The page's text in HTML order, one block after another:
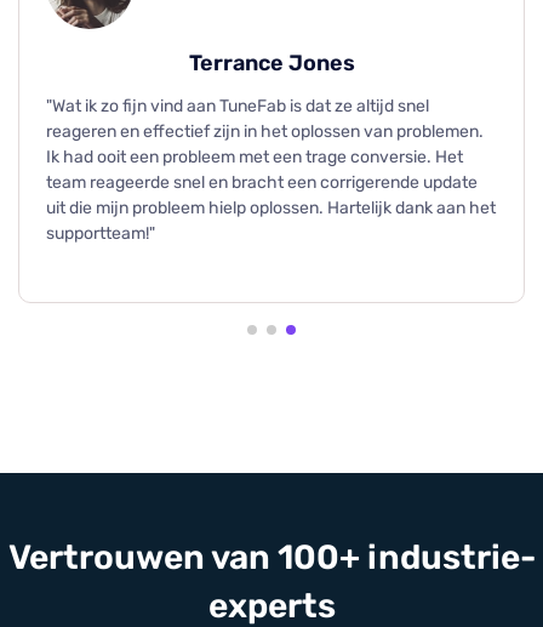
Terrance Jones
"Wat ik zo fijn vind aan TuneFab is dat ze altijd snel
reageren en effectief zijn in het oplossen van problemen.
Ik had ooit een probleem met een trage conversie. Het
team reageerde snel en bracht een corrigerende update
uit die mijn probleem hielp oplossen. Hartelijk dank aan het
supportteam!"
Vertrouwen van 100+ industrie-
experts